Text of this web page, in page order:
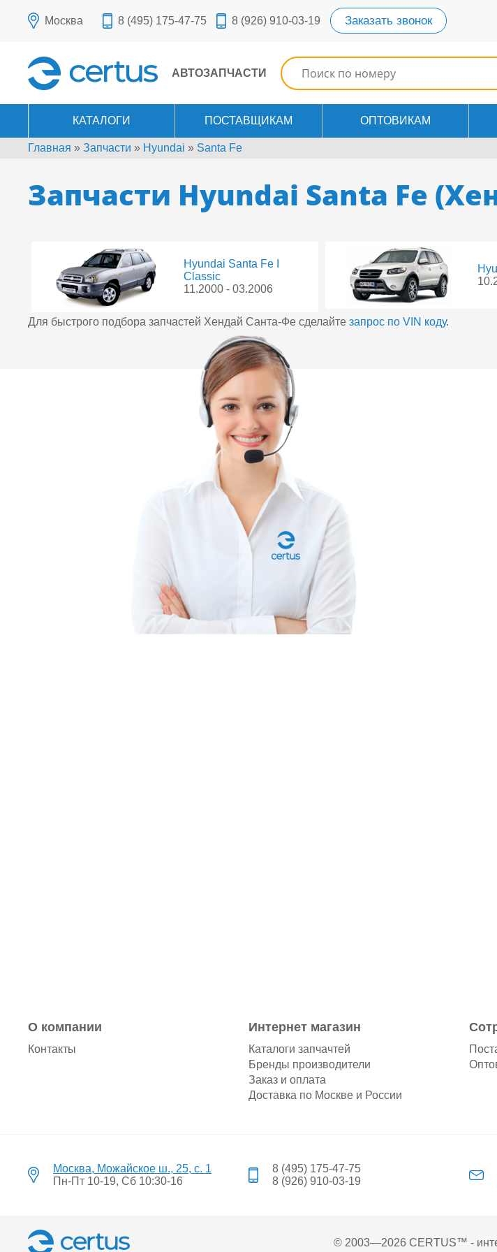
Москва 8 (495) 175-47-75 8 (926) 910-03-19 Заказать звонок
АВТОЗАПЧАСТИ
КАТАЛОГИ ПОСТАВЩИКАМ ОПТОВИКАМ
Главная » Запчасти » Hyundai » Santa Fe
Запчасти Hyundai Santa Fe
Hyundai Santa Fe I
Classic
11.2000 - 03.2006
Для быстрого подбора запчастей Хендай Санта-Фе сделайте запрос по VIN коду.
О компании
Контакты
Интернет магазин
Каталоги запчачтей
Бренды производители
Заказ и оплата
Доставка по Москве и России
Москва, Можайское ш., 25, с. 1
Пн-Пт 10-19, Сб 10:30-16
8 (495) 175-47-75
8 (926) 910-03-19
© 2003—2026 CERTUS™ -